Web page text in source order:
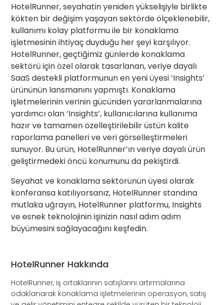
HotelRunner, seyahatin yeniden yükselişiyle birlikte
kökten bir değişim yaşayan sektörde ölçeklenebilir,
kullanımı kolay platformu ile bir konaklama
işletmesinin ihtiyaç duyduğu her şeyi karşılıyor.
HotelRunner, geçtiğimiz günlerde konaklama
sektörü için özel olarak tasarlanan, veriye dayalı
SaaS destekli platformunun en yeni üyesi ‘Insights’
ürününün lansmanını yapmıştı. Konaklama
işletmelerinin verinin gücünden yararlanmalarına
yardımcı olan ‘Insights’, kullanıcılarına kullanıma
hazır ve tamamen özelleştirilebilir üstün kalite
raporlama panelleri ve veri görselleştirmeleri
sunuyor. Bu ürün, HotelRunner’ın veriye dayalı ürün
geliştirmedeki öncü konumunu da pekiştirdi.
Seyahat ve konaklama sektörünün üyesi olarak
konferansa katılıyorsanız, HotelRunner standına
mutlaka uğrayın, HotelRunner platformu, Insights
ve esnek teknolojinin işinizin nasıl adım adım
büyümesini sağlayacağını keşfedin.
HotelRunner Hakkında
HotelRunner, iş ortaklarının satışlarını artırmalarına
odaklanarak konaklama işletmelerinin operasyon, satış